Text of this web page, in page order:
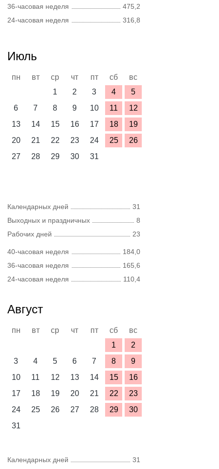
36-часовая неделя
475,2
24-часовая неделя
316,8
Июль
пн вт ср чт пт сб
вс
1
2 3 4
5
6
7 8 9 10 11
12
13
14 15 16 17 18
19
20
21 22 23 24 25
26
27
28 29 30 31
Календарных дней
31
Выходных и праздничных
8
Рабочих дней
23
40-часовая неделя
184,0
36-часовая неделя
165,6
24-часовая неделя
110,4
Август
пн вт ср чт пт сб
вс
1
2
3
4 5 6 7 8
9
10
11 12 13 14 15
16
17
18 19 20 21 22
23
24
25 26 27 28 29
30
31
Календарных дней
31